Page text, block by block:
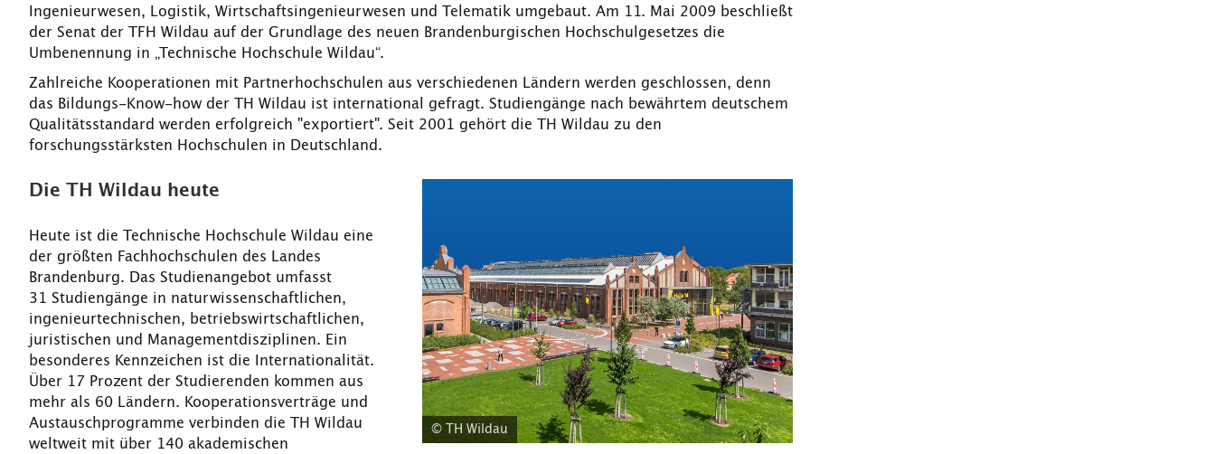
Ingenieurwesen, Logistik, Wirtschaftsingenieurwesen und Telematik umgebaut. Am 11. Mai 2009 beschließt
der Senat der TFH Wildau auf der Grundlage des neuen Brandenburgischen Hochschulgesetzes die
Umbenennung in „Technische Hochschule Wildau“.
Zahlreiche Kooperationen mit Partnerhochschulen aus verschiedenen Ländern werden geschlossen, denn
das Bildungs-Know-how der TH Wildau ist international gefragt. Studiengänge nach bewährtem deutschem
Qualitätsstandard werden erfolgreich "exportiert". Seit 2001 gehört die TH Wildau zu den
forschungsstärksten Hochschulen in Deutschland.
Die TH Wildau heute
Heute ist die Technische Hochschule Wildau eine
der größten Fachhochschulen des Landes
Brandenburg. Das Studienangebot umfasst
31 Studiengänge in naturwissenschaftlichen,
ingenieurtechnischen, betriebswirtschaftlichen,
juristischen und Managementdisziplinen. Ein
besonderes Kennzeichen ist die Internationalität.
Über 17 Prozent der Studierenden kommen aus
mehr als 60 Ländern. Kooperationsverträge und
Austauschprogramme verbinden die TH Wildau
weltweit mit über 140 akademischen
© TH Wildau